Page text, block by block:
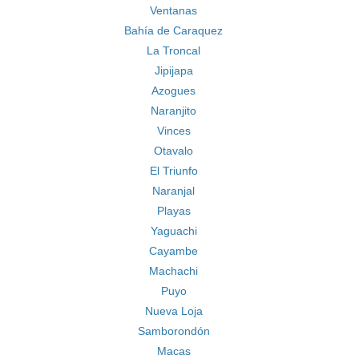
Ventanas
Bahía de Caraquez
La Troncal
Jipijapa
Azogues
Naranjito
Vinces
Otavalo
El Triunfo
Naranjal
Playas
Yaguachi
Cayambe
Machachi
Puyo
Nueva Loja
Samborondón
Macas